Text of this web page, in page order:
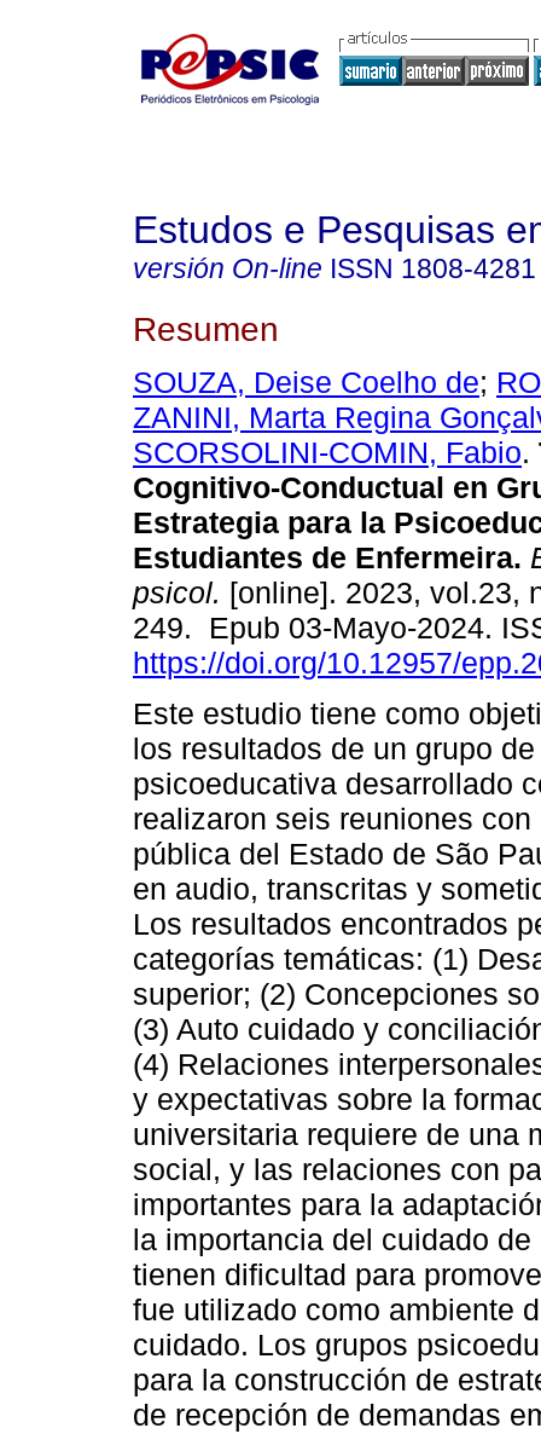
Estudos e Pesquisas
versión On-line ISSN 1808-4281
Resumen
SOUZA, Deise Coelho de;
ZANINI, Marta Regina
SCORSOLINI-COMIN, Fabio.
Cognitivo-Conductual en
Estrategia para la
Estudiantes de Enfermeira.
psicol. [online]. 2023, vol.23,
249. Epub 03-Mayo-2024.
https://doi.org/10.12957/
Este estudio tiene como
los resultados de un grupo
psicoeducativa desarrollado
realizaron seis reuniones
pública del Estado de São
en audio, transcritas y
Los resultados encontrados
categorías temáticas: (1)
superior; (2) Concepciones
(3) Auto cuidado y
(4) Relaciones
y expectativas sobre la
universitaria requiere de una
social, y las relaciones con
importantes para la
la importancia del cuidado
tienen dificultad para
fue utilizado como ambiente
cuidado. Los grupos
para la construcción de
de recepción de demandas